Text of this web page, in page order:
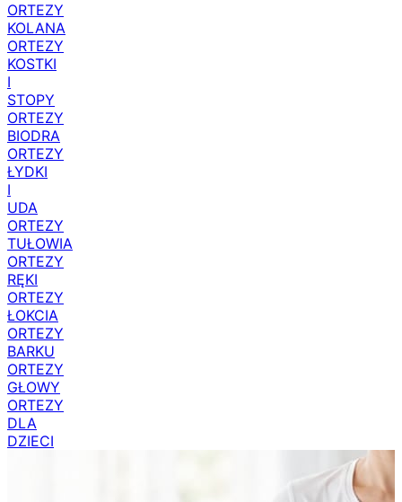
ORTEZY
KOLANA
ORTEZY
KOSTKI
I
STOPY
ORTEZY
BIODRA
ORTEZY
ŁYDKI
I
UDA
ORTEZY
TUŁOWIA
ORTEZY
RĘKI
ORTEZY
ŁOKCIA
ORTEZY
BARKU
ORTEZY
GŁOWY
ORTEZY
DLA
DZIECI